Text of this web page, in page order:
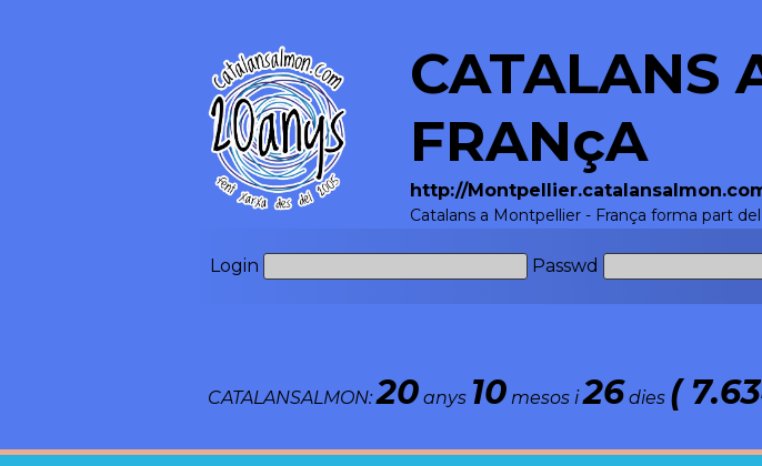
CATALANS
FRANçA
http://
Catalans a Montpellier - França forma part
Login Passwd
CATALANSALMON:20anys 10mesos i26dies (